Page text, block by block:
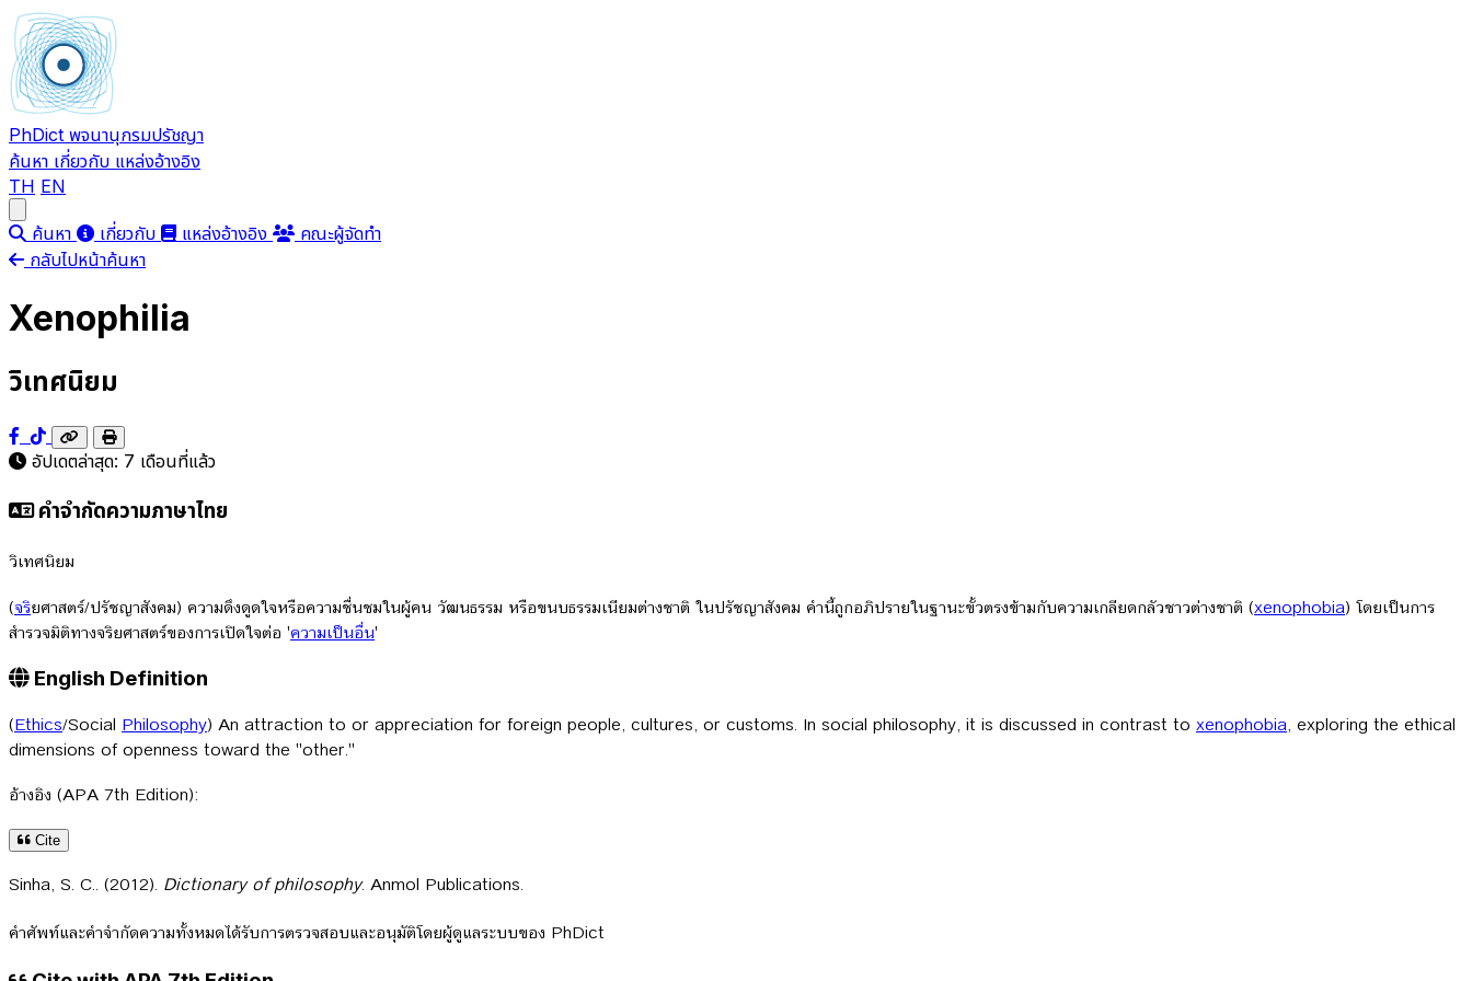
PhDict พจนานุกรมปรัชญา
ค้นหา เกี่ยวกับ แหล่งอ้างอิง
TH EN
ค้นหา เกี่ยวกับ แหล่งอ้างอิง
คณะผู้จัดทำ
กลับไปหน้าค้นหา
Xenophilia
วิเทศนิยม
อัปเดตล่าสุด: 7 เดือนที่แล้ว
คำจำกัดความภาษาไทย
วิเทศนิยม
(จริยศาสตร์/ปรัชญาสังคม) ความดึงดูดใจหรือความชื่นชมในผู้คน วัฒนธรรม หรือขนบธรรมเนียมต่างชาติ ในปรัชญาสังคม คำนี้ถูกอภิปรายในฐานะขั้วตรงข้ามกับความเกลียดกลัวชาวต่างชาติ (xenophobia) โดยเป็นการ
สำรวจมิติทางจริยศาสตร์ของการเปิดใจต่อ 'ความเป็นอื่น'
English Definition
(Ethics/Social Philosophy) An attraction to or appreciation for foreign people, cultures, or customs. In social philosophy, it is discussed in contrast to xenophobia, exploring the ethical
dimensions of openness toward the "other."
อ้างอิง (APA 7th Edition):
Cite
Sinha, S. C.. (2012). Dictionary of philosophy. Anmol Publications.
คำศัพท์และคำจำกัดความทั้งหมดได้รับการตรวจสอบและอนุมัติโดยผู้ดูแลระบบของ PhDict